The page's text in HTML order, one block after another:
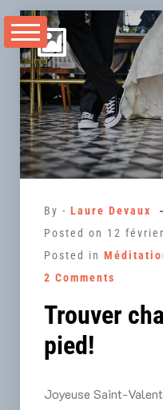
Aller
au
contenu
By - Laure Devaux
Posted on 12
Posted in
2 Comments
Trouver
pied!
Joyeuse Saint-